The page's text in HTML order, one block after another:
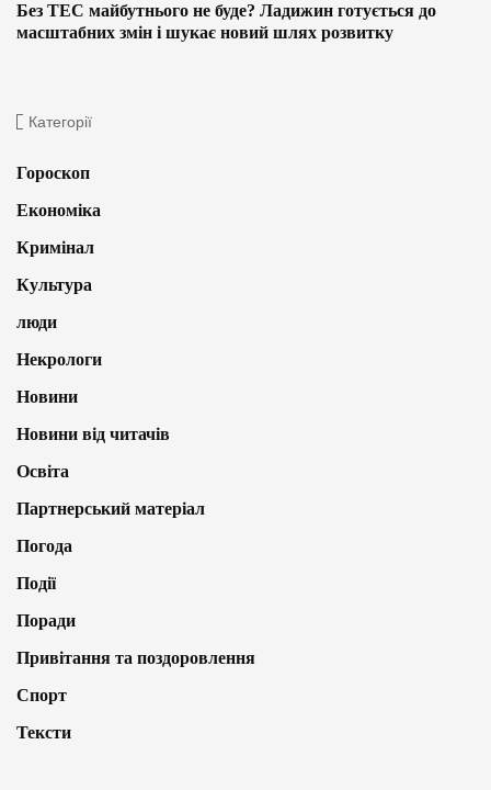
Без ТЕС майбутнього не буде? Ладижин готується до
масштабних змін і шукає новий шлях розвитку
Категорії
Гороскоп
Економіка
Кримінал
Культура
люди
Некрологи
Новини
Новини від читачів
Освіта
Партнерський матеріал
Погода
Події
Поради
Привітання та поздоровлення
Спорт
Тексти